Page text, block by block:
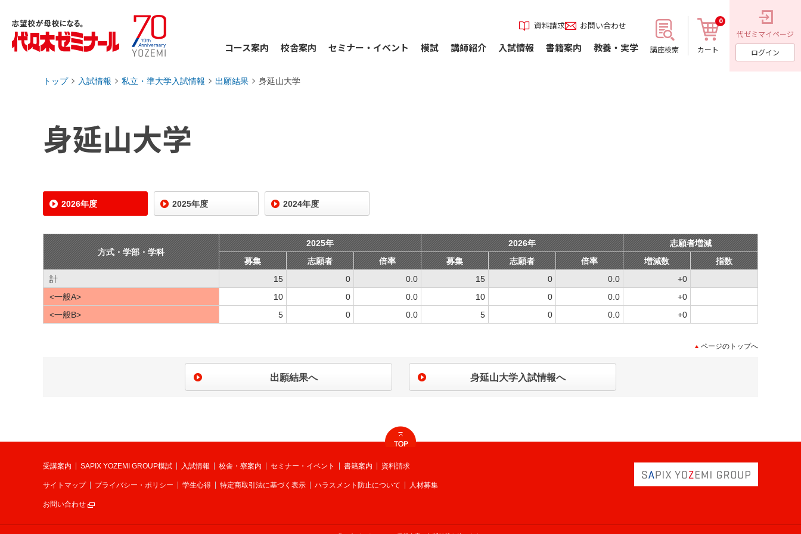
資料請求 お問い合わせ
コース案内 校舎案内 セミナー・イベント 模試 講師紹介 入試情報 書籍案内 教養・実学 講座検索 カート
0
代ゼミマイページ
ログイン
トップ 入試情報 私立・準大学入試情報 出願結果 身延山大学
身延山大学
2026年度 2025年度 2024年度
方式・学部・学科
2025年 2026年
志願者増減
募集
志願者 倍率 募集 志願者 倍率 増減数
指数
計
15 0 0.0 15 0 0.0
+0
<一般A>
10 0 0.0 10 0 0.0
+0
<一般B>
5 0 0.0 5 0 0.0 +0
ページのトップへ
出願結果へ 身延山大学入試情報へ
受講案内 SAPIX YOZEMI GROUP模試 入試情報 校舎・寮案内 セミナー・イベント 書籍案内 資料請求
サイトマップ プライバシー・ポリシー 学生心得 特定商取引法に基づく表示 ハラスメント防止について 人材募集
お問い合わせ